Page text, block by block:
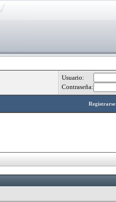
Usuario:
Contraseña:
Registrarse